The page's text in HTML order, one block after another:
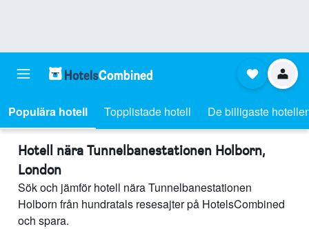
Populära hotell Topplistade hotell De billigaste
Hotell nära Tunnelbanestationen Holborn,
London
Sök och jämför hotell nära Tunnelbanestationen
Holborn från hundratals resesajter på HotelsCombined
och spara.